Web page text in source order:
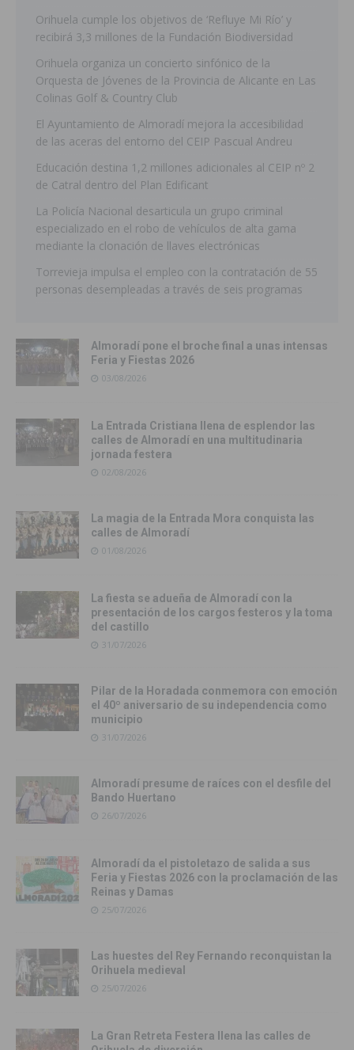
Orihuela cumple los objetivos de ‘Refluye Mi Río’ y
recibirá 3,3 millones de la Fundación Biodiversidad
Orihuela organiza un concierto sinfónico de la
Orquesta de Jóvenes de la Provincia de Alicante en Las
Colinas Golf & Country Club
El Ayuntamiento de Almoradí mejora la accesibilidad
de las aceras del entorno del CEIP Pascual Andreu
Educación destina 1,2 millones adicionales al CEIP nº 2
de Catral dentro del Plan Edificant
La Policía Nacional desarticula un grupo criminal
especializado en el robo de vehículos de alta gama
mediante la clonación de llaves electrónicas
Torrevieja impulsa el empleo con la contratación de 55
personas desempleadas a través de seis programas
Almoradí pone el broche final a unas intensas
Feria y Fiestas 2026
03/08/2026
La Entrada Cristiana llena de esplendor las
calles de Almoradí en una multitudinaria
jornada festera
02/08/2026
La magia de la Entrada Mora conquista las
calles de Almoradí
01/08/2026
La fiesta se adueña de Almoradí con la
presentación de los cargos festeros y la toma
del castillo
31/07/2026
Pilar de la Horadada conmemora con emoción
el 40º aniversario de su independencia como
municipio
31/07/2026
Almoradí presume de raíces con el desfile del
Bando Huertano
26/07/2026
Almoradí da el pistoletazo de salida a sus
Feria y Fiestas 2026 con la proclamación de las
Reinas y Damas
25/07/2026
Las huestes del Rey Fernando reconquistan la
Orihuela medieval
25/07/2026
La Gran Retreta Festera llena las calles de